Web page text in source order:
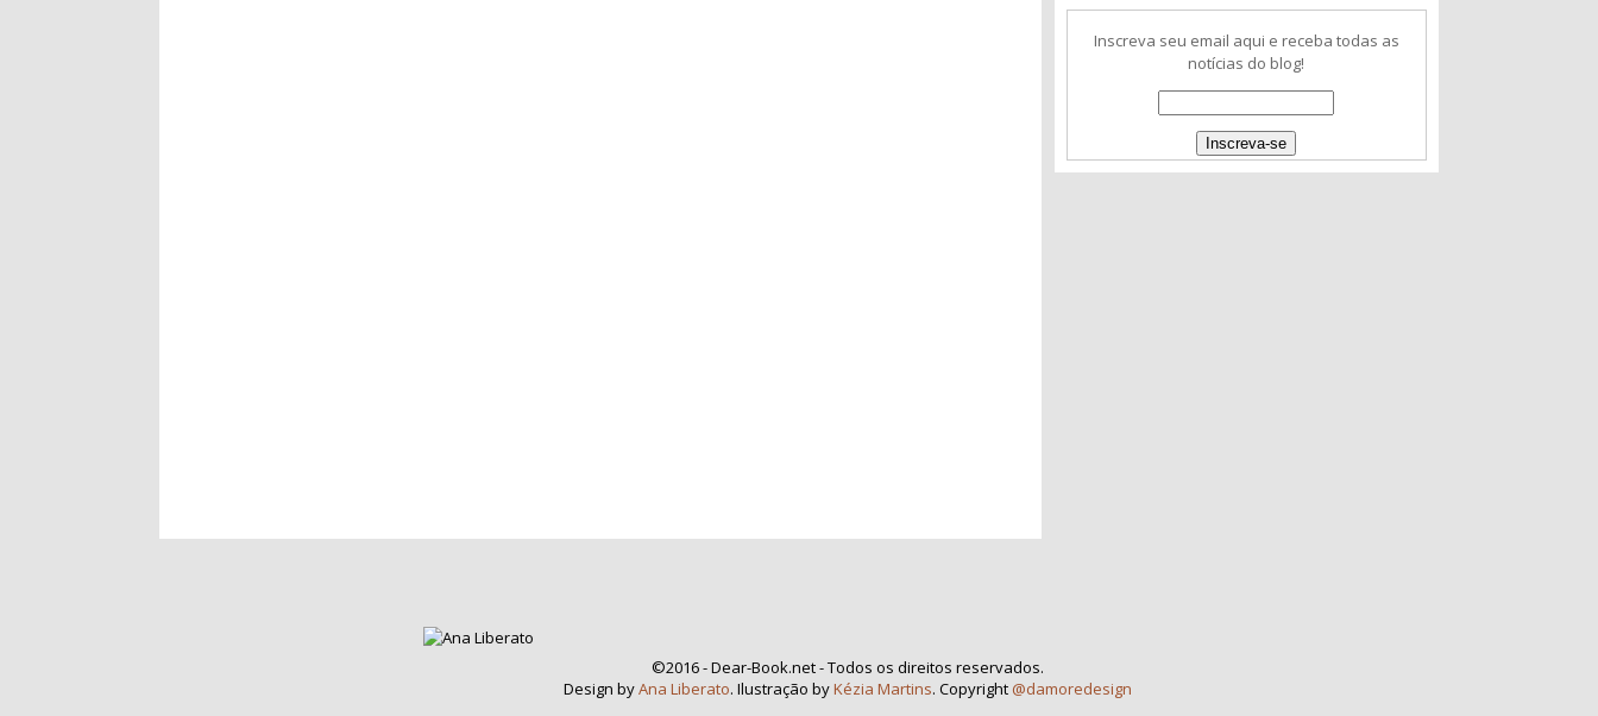
Inscreva seu email aqui e receba todas as
notícias do blog!
©2016 - Dear-Book.net - Todos os direitos reservados.
Design byAna Liberato. Ilustração byKézia Martins. Copyright @damoredesign